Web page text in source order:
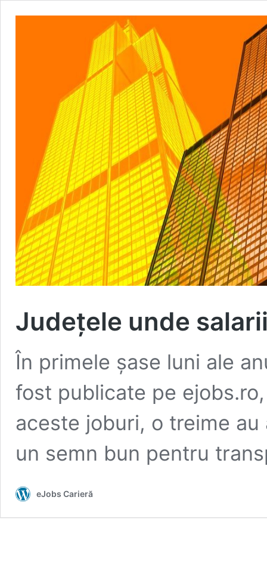
Județele unde
În primele șase luni ale
fost publicate pe
aceste joburi, o treime
un semn bun pentru
eJobs Carieră